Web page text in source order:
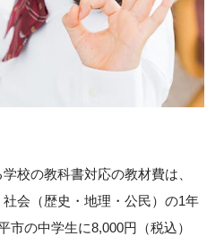
校の教科書対応の教材費は、
会（歴史・地理・公民）の1年
市の中学生に8,000円（税込）